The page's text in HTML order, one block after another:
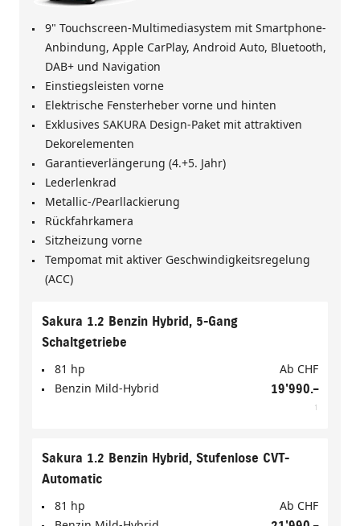
9" Touchscreen-Multimediasystem mit Smartphone-
Anbindung, Apple CarPlay, Android Auto, Bluetooth,
DAB+ und Navigation
Einstiegsleisten vorne
Elektrische Fensterheber vorne und hinten
Exklusives SAKURA Design-Paket mit attraktiven
Dekorelementen
Garantieverlängerung (4.+5. Jahr)
Lederlenkrad
Metallic-/Pearllackierung
Rückfahrkamera
Sitzheizung vorne
Tempomat mit aktiver Geschwindigkeitsregelung
(ACC)
Sakura 1.2 Benzin Hybrid, 5-Gang
Schaltgetriebe
81 hp
Benzin Mild-Hybrid
Ab CHF
19'990.–
1
Sakura 1.2 Benzin Hybrid, Stufenlose CVT-
Automatic
81 hp
Ab CHF